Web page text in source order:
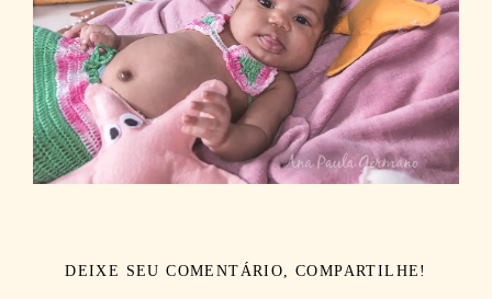
DEIXE SEU COMENTÁRIO, COMPARTILHE!